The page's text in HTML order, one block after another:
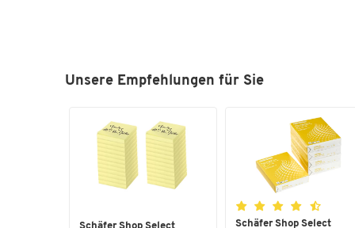
Unsere Empfehlungen für Sie
Schäfer Shop Select